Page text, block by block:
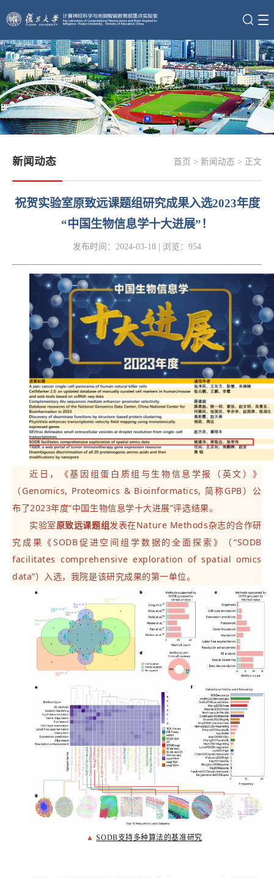
新闻动态 首页 > 新闻动态 > 正文
祝贺实验室原致远课题组研究成果入选2023年度
“中国生物信息学十大进展”！
发布时间：2024-03-18 | 浏览： 954
近日，《基因组蛋白质组与生物信息学报（英文）》
（Genomics, Proteomics & Bioinformatics, 简称GPB）公
布了2023年度“中国生物信息学十大进展”评选结果。
实验室原致远课题组发表在Nature Methods杂志的合作研
究成果《SODB促进空间组学数据的全面探索》（“SODB
facilitates comprehensive exploration of spatial omics
data”）入选，我院是该研究成果的第一单位。
▲ SODB支持多种算法的基准研究